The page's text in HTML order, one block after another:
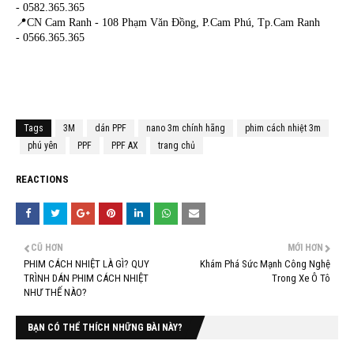
- 0582.365.365
📍CN Cam Ranh - 108 Phạm Văn Đồng, P.Cam Phú, Tp.Cam Ranh
- 0566.365.365
Tags 3M dán PPF nano 3m chính hãng
phim cách nhiệt 3m
phú yên
PPF PPF AX trang chủ
REACTIONS
MỚI HƠN
Khám Phá Sức Mạnh Công Nghệ
Trong Xe Ô Tô
CŨ HƠN
PHIM CÁCH NHIỆT LÀ GÌ? QUY
TRÌNH DÁN PHIM CÁCH NHIỆT
NHƯ THẾ NÀO?
BẠN CÓ THỂ THÍCH NHỮNG BÀI NÀY?